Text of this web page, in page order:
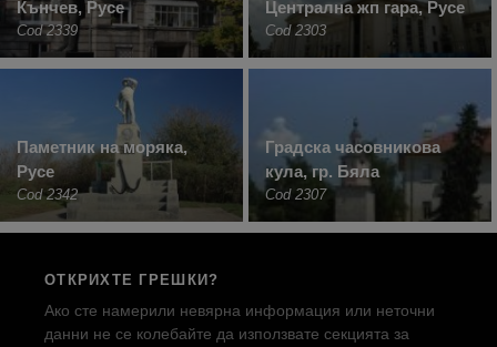
Кънчев, Русе
Cod 2339
Централна жп гара, Русе
Cod 2303
Паметник на моряка,
Русе
Cod 2342
Градска часовникова
кула, гр. Бяла
Cod 2307
ОТКРИХТЕ ГРЕШКИ?
Ако сте намерили невярна информация или неточни
данни не се колебайте да използвате секцията за